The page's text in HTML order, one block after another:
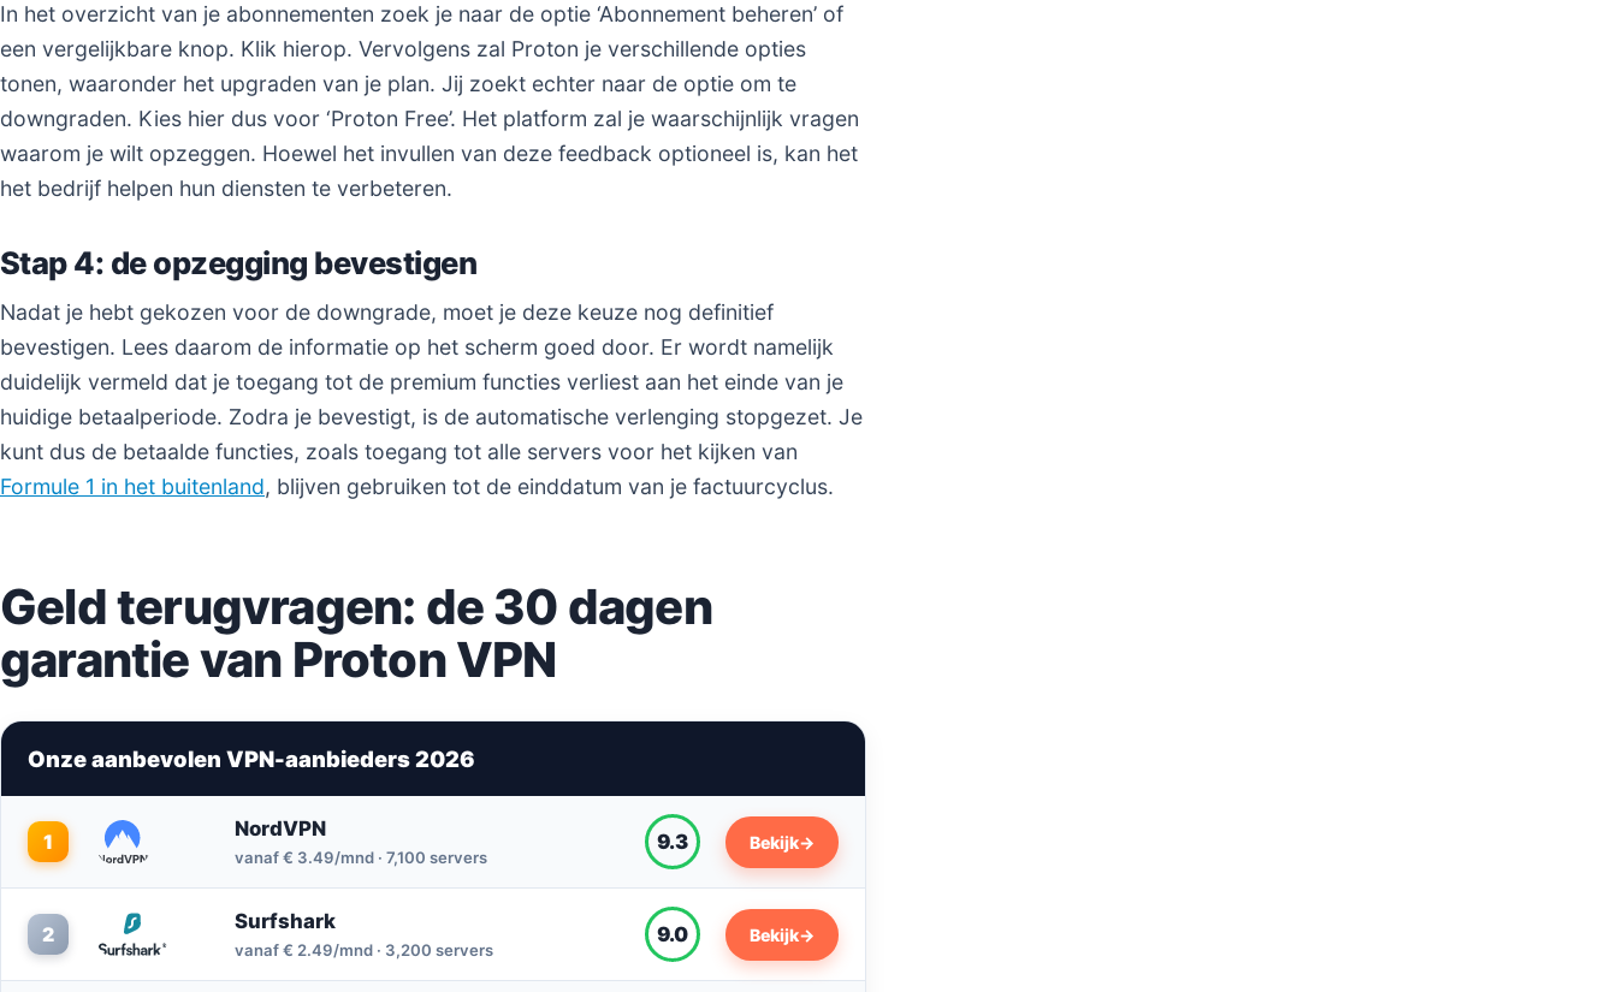
In het overzicht van je abonnementen zoek je naar de optie ‘Abonnement beheren’ of
een vergelijkbare knop. Klik hierop. Vervolgens zal Proton je verschillende opties
tonen, waaronder het upgraden van je plan. Jij zoekt echter naar de optie om te
downgraden. Kies hier dus voor ‘Proton Free’. Het platform zal je waarschijnlijk vragen
waarom je wilt opzeggen. Hoewel het invullen van deze feedback optioneel is, kan het
het bedrijf helpen hun diensten te verbeteren.
Stap 4: de opzegging bevestigen
Nadat je hebt gekozen voor de downgrade, moet je deze keuze nog definitief
bevestigen. Lees daarom de informatie op het scherm goed door. Er wordt namelijk
duidelijk vermeld dat je toegang tot de premium functies verliest aan het einde van je
huidige betaalperiode. Zodra je bevestigt, is de automatische verlenging stopgezet. Je
kunt dus de betaalde functies, zoals toegang tot alle servers voor het kijken van
Formule 1 in het buitenland, blijven gebruiken tot de einddatum van je factuurcyclus.
Geld terugvragen: de 30 dagen
garantie van Proton VPN
Onze aanbevolen VPN-aanbieders 2026
1
NordVPN
vanaf € 3.49/mnd · 7,100 servers
9.3 Bekijk→
2
Surfshark
vanaf € 2.49/mnd · 3,200 servers
9.0 Bekijk→